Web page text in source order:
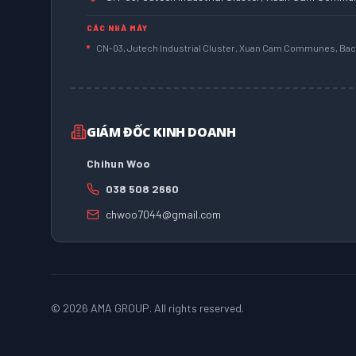
CÁC NHÀ MÁY
CN-03, Jutech Industrial Cluster, Xuan Cam Communes,
GIÁM ĐỐC KINH DOANH
Chihun Woo
038 508 2660
chwoo7044@gmail.com
© 2026 AMA GROUP. All rights reserved.